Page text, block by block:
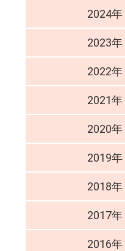
2024年
2023年
2022年
2021年
2020年
2019年
2018年
2017年
2016年